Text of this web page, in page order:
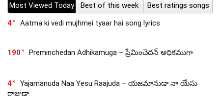
Most Viewed Today Best of this week
Best ratings songs
4
Aatma ki vedi mujhmei tyaar hai song lyrics
190 Preminchedan Adhikamuga – ప్రేమించెదన్ అధికముగా
4
Yajamanuda Naa Yesu Raajuda – యజమానుడా నా యేసు
రాజుడా